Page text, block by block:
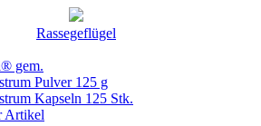
Rassegeflügel
gem.
Pulver 125 g
Kapseln 125 Stk.
Artikel